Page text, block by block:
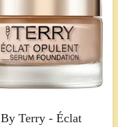
By Terry - Éclat